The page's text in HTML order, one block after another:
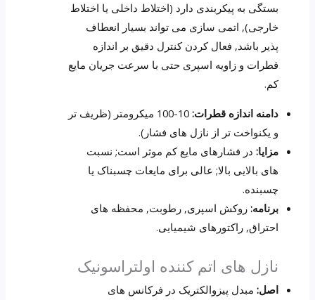
بستگی به پیکربندی دارد (اختلاط داخلی یا اختلاط
خارجی), اتمی سازی می تواند بسیار انعطاف
پذیر باشد, فعال کردن کنترل دقیق بر اندازه
قطرات و زاویه اسپری حتی با سرعت جریان مایع
کم.
دامنه اندازه قطرات:
10-100 میکرومتر (ظریف تر
و یکنواخت تر از نازل های فشار).
مزایا:در فشارهای مایع کم موثر است; نسبت
های بالایی بالا; عالی برای مایعات چسبناک یا
چسبنده.
برنامه:روکش اسپری, رطوبت, محفظه های
احتراق, راکتورهای شیمیایی.
نازل های اتم کننده اولتراسونیک
اصل:مبدل پیزوالکتریک در فرکانس های